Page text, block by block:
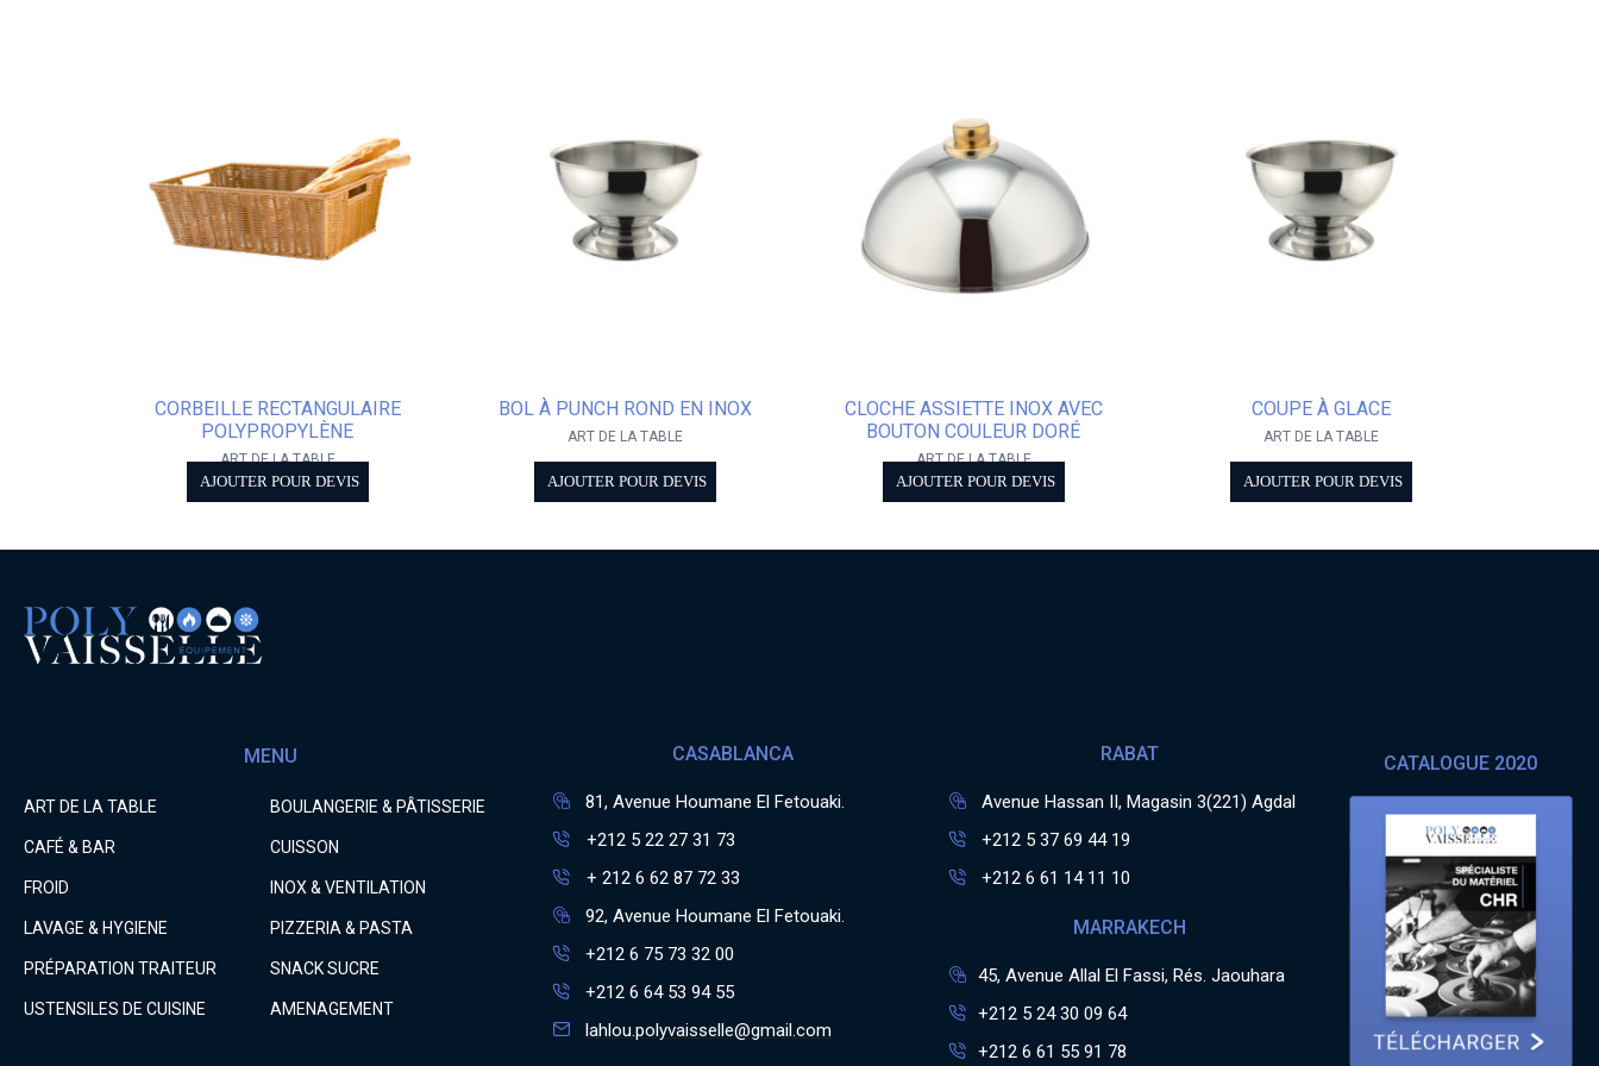
CORBEILLE RECTANGULAIRE
POLYPROPYLÈNE
ART DE LA TABLE
AJOUTER POUR DEVIS
BOL À PUNCH ROND EN INOX
ART DE LA TABLE
AJOUTER POUR DEVIS
CLOCHE ASSIETTE INOX AVEC
BOUTON COULEUR DORÉ
ART DE LA TABLE
AJOUTER POUR DEVIS
COUPE À GLACE
ART DE LA TABLE
AJOUTER POUR DEVIS
MENU
ART DE LA TABLE BOULANGERIE & PÂTISSERIE
CAFÉ & BAR CUISSON
FROID INOX & VENTILATION
LAVAGE & HYGIENE PIZZERIA & PASTA
PRÉPARATION TRAITEUR SNACK SUCRE
USTENSILES DE CUISINE AMENAGEMENT
CASABLANCA
81, Avenue Houmane El Fetouaki.
+212 5 22 27 31 73
+ 212 6 62 87 72 33
92, Avenue Houmane El Fetouaki.
+212 6 75 73 32 00
+212 6 64 53 94 55
lahlou.polyvaisselle@gmail.com
RABAT
Avenue Hassan II, Magasin 3(221) Agdal
+212 5 37 69 44 19
+212 6 61 14 11 10
MARRAKECH
45, Avenue Allal El Fassi, Rés. Jaouhara
+212 5 24 30 09 64
+212 6 61 55 91 78
CATALOGUE 2020